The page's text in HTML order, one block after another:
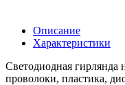
Описание
Характеристики
Светодиодная гирлянда
проволоки, пластика,